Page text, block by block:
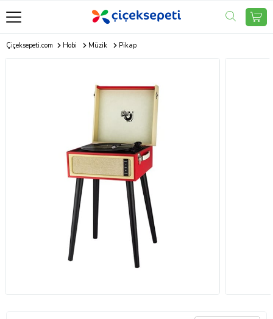
Çiçeksepeti.com Hobi Müzik Pikap